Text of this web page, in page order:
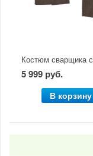
5 999 руб.
В корзину